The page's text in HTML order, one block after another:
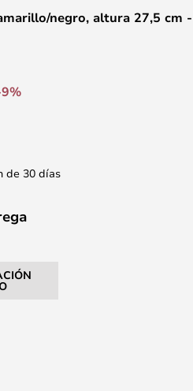
negro, altura 27,5 cm -
de 30 días